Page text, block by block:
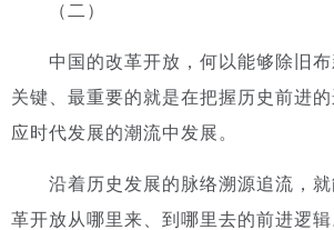
（二）
中国的改革开放，何以能够除旧布
关键、最重要的就是在把握历史前进
应时代发展的潮流中发展。
沿着历史发展的脉络溯源追流，
革开放从哪里来、到哪里去的前进逻辑